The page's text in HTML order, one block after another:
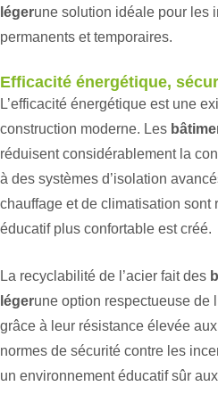
légerune solution idéale pour les
permanents et temporaires.
Efficacité énergétique,
L’efficacité énergétique est une
construction moderne. Les
réduisent considérablement la
à des systèmes d’isolation
chauffage et de climatisation sont
éducatif plus confortable est créé.
La recyclabilité de l’acier fait des
légerune option respectueuse de
grâce à leur résistance élevée
normes de sécurité contre les
un environnement éducatif sûr